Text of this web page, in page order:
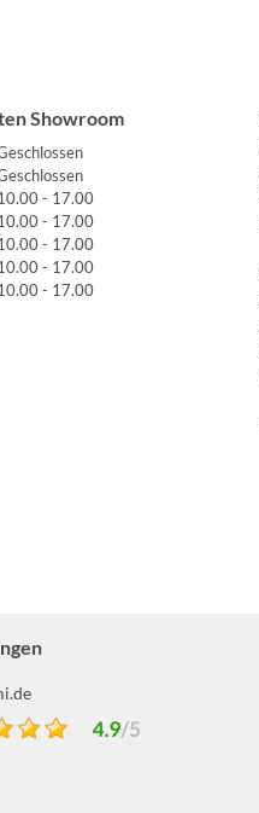
Showroom
- 17.00
- 17.00
- 17.00
- 17.00
- 17.00